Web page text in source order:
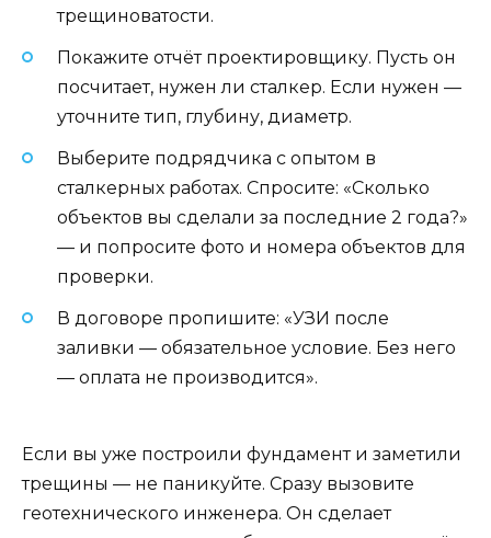
трещиноватости.
Покажите отчёт проектировщику. Пусть он
посчитает, нужен ли сталкер. Если нужен —
уточните тип, глубину, диаметр.
Выберите подрядчика с опытом в
сталкерных работах. Спросите: «Сколько
объектов вы сделали за последние 2 года?»
— и попросите фото и номера объектов для
проверки.
В договоре пропишите: «УЗИ после
заливки — обязательное условие. Без него
— оплата не производится».
Если вы уже построили фундамент и заметили
трещины — не паникуйте. Сразу вызовите
геотехнического инженера. Он сделает